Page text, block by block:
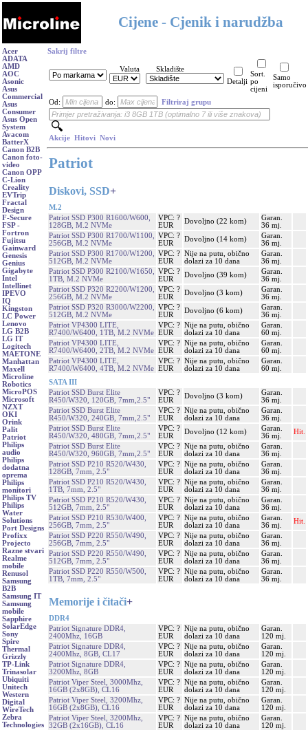
Cijene - Cjenik i narudžba
Acer
ADATA
AMD
AOC
Asonic
Asus
Commercial
Asus
Consumer
Asus Open
System
Avacom
BatterX
Canon B2B
Canon foto-
video
Canon OPP
C-Lion
Creality
EVTrip
Fractal
Design
F-Secure
FSP -
Fortron
Fujitsu
Gainward
Genesis
Genius
Gigabyte
Intel
Intellinet
IPEVO
IQ
Kingston
LC Power
Lenovo
LG B2B
LG IT
Logitech
MAETONE
Manhattan
Maxell
Microline
Robotics
MicroPOS
Microsoft
NZXT
OKI
Orink
Palit
Patriot
Philips
audio
Philips
dodatna
oprema
Philips
monitori
Philips TV
Philips
Water
Solutions
Port Designs
Profixx
Projecto
Razne stvari
Realme
mobile
Renusol
Samsung
B2B
Samsung IT
Samsung
mobile
Sapphire
SolarEdge
Sony
Spire
Thermal
Grizzly
TP-Link
Trinasolar
Ubiquiti
Unitech
Western
Digital
WireTech
Zebra
Technologies
Sakrij filtre
Valuta
Skladište
Detalji
Sort.
po
cijeni
Samo
isporučivo
Od: do: Filtriraj grupu
Akcije Hitovi Novi
Patriot
Diskovi, SSD+
M.2
Patriot SSD P300 R1600/W600,
128GB, M.2 NVMe
VPC: ?
EUR
Dovoljno (22 kom)
Garan.
36 mj.
Patriot SSD P300 R1700/W1100,
256GB, M.2 NVMe
VPC: ?
EUR
Dovoljno (14 kom)
Garan.
36 mj.
Patriot SSD P300 R1700/W1200,
512GB, M.2 NVMe
VPC: ?
EUR
Nije na putu, obično
dolazi za 10 dana
Garan.
36 mj.
Patriot SSD P300 R2100/W1650,
1TB, M.2 NVMe
VPC: ?
EUR
Dovoljno (39 kom)
Garan.
36 mj.
Patriot SSD P320 R2200/W1200,
256GB, M.2 NVMe
VPC: ?
EUR
Dovoljno (3 kom)
Garan.
36 mj.
Patriot SSD P320 R3000/W2200,
512GB, M.2 NVMe
VPC: ?
EUR
Dovoljno (6 kom)
Garan.
36 mj.
Patriot VP4300 LITE,
R7400/W6400, 1TB, M.2 NVMe
VPC: ?
EUR
Nije na putu, obično
dolazi za 10 dana
Garan.
60 mj.
Patriot VP4300 LITE,
R7400/W6400, 2TB, M.2 NVMe
VPC: ?
EUR
Nije na putu, obično
dolazi za 10 dana
Garan.
60 mj.
Patriot VP4300 LITE,
R7400/W6400, 4TB, M.2 NVMe
VPC: ?
EUR
Nije na putu, obično
dolazi za 10 dana
Garan.
60 mj.
SATA III
Patriot SSD Burst Elite
R450/W320, 120GB, 7mm,2.5"
VPC: ?
EUR
Dovoljno (3 kom)
Garan.
36 mj.
Patriot SSD Burst Elite
R450/W320, 240GB, 7mm,2.5"
VPC: ?
EUR
Nije na putu, obično
dolazi za 10 dana
Garan.
36 mj.
Patriot SSD Burst Elite
R450/W320, 480GB, 7mm,2.5"
VPC: ?
EUR
Dovoljno (12 kom)
Garan.
36 mj.
Hit.
Patriot SSD Burst Elite
R450/W320, 960GB, 7mm,2.5"
VPC: ?
EUR
Nije na putu, obično
dolazi za 10 dana
Garan.
36 mj.
Patriot SSD P210 R520/W430,
128GB, 7mm, 2.5"
VPC: ?
EUR
Nije na putu, obično
dolazi za 10 dana
Garan.
36 mj.
Patriot SSD P210 R520/W430,
1TB, 7mm, 2.5"
VPC: ?
EUR
Nije na putu, obično
dolazi za 10 dana
Garan.
36 mj.
Patriot SSD P210 R520/W430,
512GB, 7mm, 2.5"
VPC: ?
EUR
Nije na putu, obično
dolazi za 10 dana
Garan.
36 mj.
Patriot SSD P210 R530/W400,
256GB, 7mm, 2.5"
VPC: ?
EUR
Nije na putu, obično
dolazi za 10 dana
Garan.
36 mj.
Hit.
Patriot SSD P220 R550/W490,
256GB, 7mm, 2.5"
VPC: ?
EUR
Nije na putu, obično
dolazi za 10 dana
Garan.
36 mj.
Patriot SSD P220 R550/W490,
512GB, 7mm, 2.5"
VPC: ?
EUR
Nije na putu, obično
dolazi za 10 dana
Garan.
36 mj.
Patriot SSD P220 R550/W500,
1TB, 7mm, 2.5"
VPC: ?
EUR
Nije na putu, obično
dolazi za 10 dana
Garan.
36 mj.
Memorije i čitači+
DDR4
Patriot Signature DDR4,
2400Mhz, 16GB
VPC: ?
EUR
Nije na putu, obično
dolazi za 10 dana
Garan.
120 mj.
Patriot Signature DDR4,
2400Mhz, 8GB, CL17
VPC: ?
EUR
Nije na putu, obično
dolazi za 10 dana
Garan.
120 mj.
Patriot Signature DDR4,
3200Mhz, 8GB
VPC: ?
EUR
Nije na putu, obično
dolazi za 10 dana
Garan.
120 mj.
Patriot Viper Steel, 3000Mhz,
16GB (2x8GB), CL16
VPC: ?
EUR
Nije na putu, obično
dolazi za 10 dana
Garan.
120 mj.
Patriot Viper Steel, 3200Mhz,
16GB (2x8GB), CL16
VPC: ?
EUR
Nije na putu, obično
dolazi za 10 dana
Garan.
120 mj.
Patriot Viper Steel, 3200Mhz,
32GB (2x16GB), CL16
VPC: ?
EUR
Nije na putu, obično
dolazi za 10 dana
Garan.
120 mj.